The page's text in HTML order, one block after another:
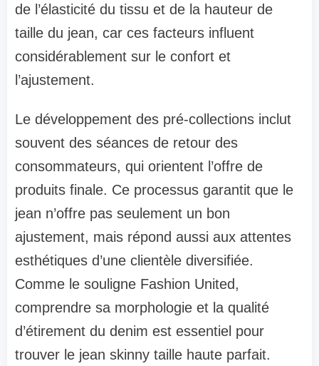
de l’élasticité du tissu et de la hauteur de
taille du jean, car ces facteurs influent
considérablement sur le confort et
l’ajustement.
Le développement des pré-collections inclut
souvent des séances de retour des
consommateurs, qui orientent l’offre de
produits finale. Ce processus garantit que le
jean n’offre pas seulement un bon
ajustement, mais répond aussi aux attentes
esthétiques d’une clientèle diversifiée.
Comme le souligne Fashion United,
comprendre sa morphologie et la qualité
d’étirement du denim est essentiel pour
trouver le jean skinny taille haute parfait.